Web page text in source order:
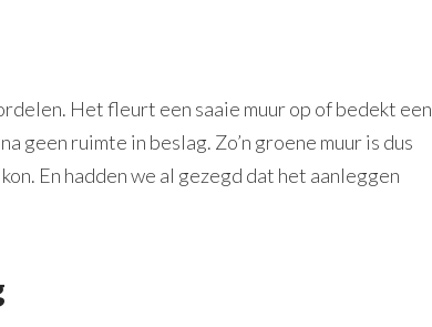
Het fleurt een saaie muur op of bedekt een
geen ruimte in beslag. Zo’n groene muur is dus
En hadden we al gezegd dat het aanleggen